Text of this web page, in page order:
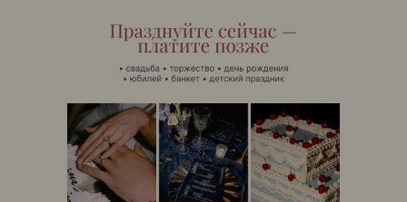
ЭФФЕКТИВНАЯ РЕКЛАМА НА САЙТЕ